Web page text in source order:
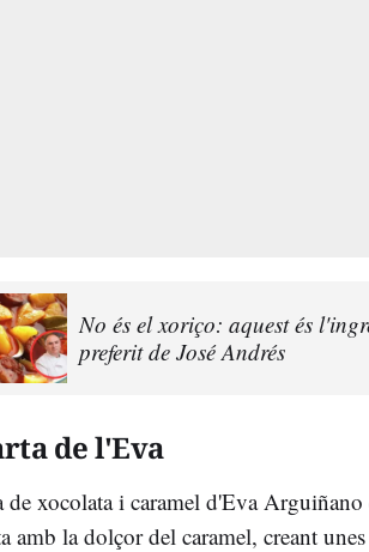
No és el xoriço: aquest és
preferit de José Andrés
de l'Eva
de xocolata i caramel d'Eva
amb la dolçor del caramel, creant